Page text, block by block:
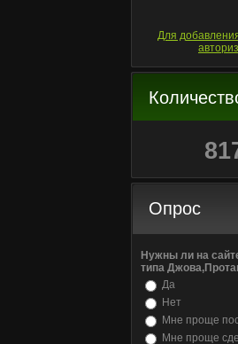
Для
Опрос
Нужны ли на
типа
Да
Нет
Мне проще
Мне проще